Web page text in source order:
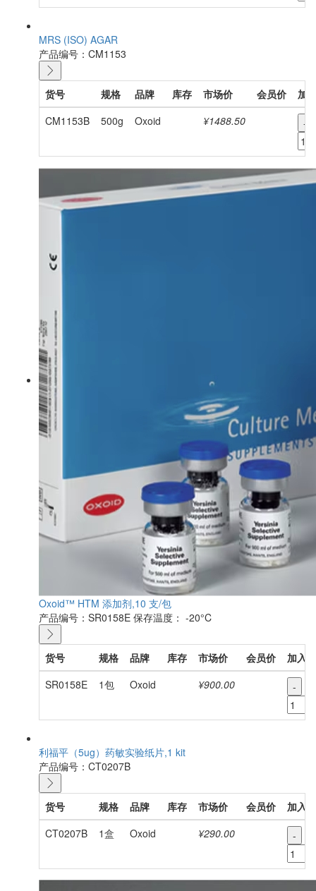
MRS (ISO) AGAR
产品编号：CM1153
货号 规格 品牌 库存 市场价 会员价
加
CM1153B
500g Oxoid ¥1488.50 -
Oxoid™ HTM 添加剂,10 支/包
产品编号：SR0158E 保存温度： -20°C
货号 规格 品牌 库存 市场价 会员价
加入
SR0158E
1包 Oxoid ¥900.00 -
利福平（5ug）药敏实验纸片,1 kit
产品编号：CT0207B
货号 规格 品牌 库存 市场价 会员价
加入
CT0207B
1盒 Oxoid ¥290.00 -